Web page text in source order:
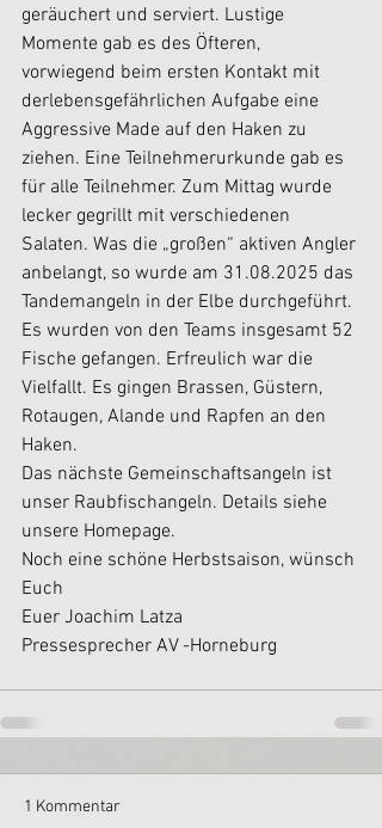
geräuchert und serviert. Lustige
Momente gab es des Öfteren,
vorwiegend beim ersten Kontakt mit
derlebensgefährlichen Aufgabe eine
Aggressive Made auf den Haken zu
ziehen. Eine Teilnehmerurkunde gab es
für alle Teilnehmer. Zum Mittag wurde
lecker gegrillt mit verschiedenen
Salaten. Was die „großen“ aktiven Angler
anbelangt, so wurde am 31.08.2025 das
Tandemangeln in der Elbe durchgeführt.
Es wurden von den Teams insgesamt 52
Fische gefangen. Erfreulich war die
Vielfallt. Es gingen Brassen, Güstern,
Rotaugen, Alande und Rapfen an den
Haken.
Das nächste Gemeinschaftsangeln ist
unser Raubfischangeln. Details siehe
unsere Homepage.
Noch eine schöne Herbstsaison, wünsch
Euch
Euer Joachim Latza
Pressesprecher AV -Horneburg
1 Kommentar